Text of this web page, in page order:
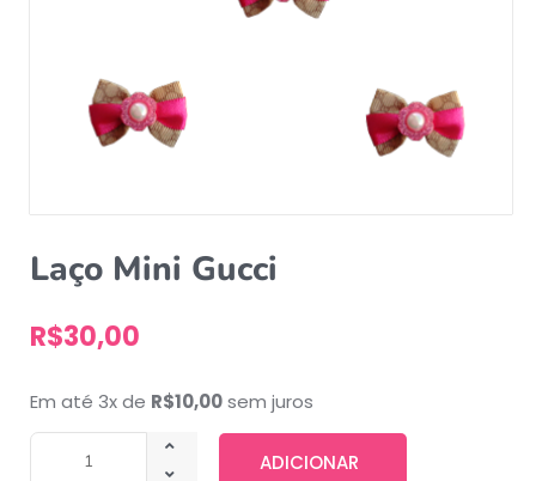
Laço Mini Gucci
R$30,00
Em até 3x de R$10,00sem juros
ADICIONAR